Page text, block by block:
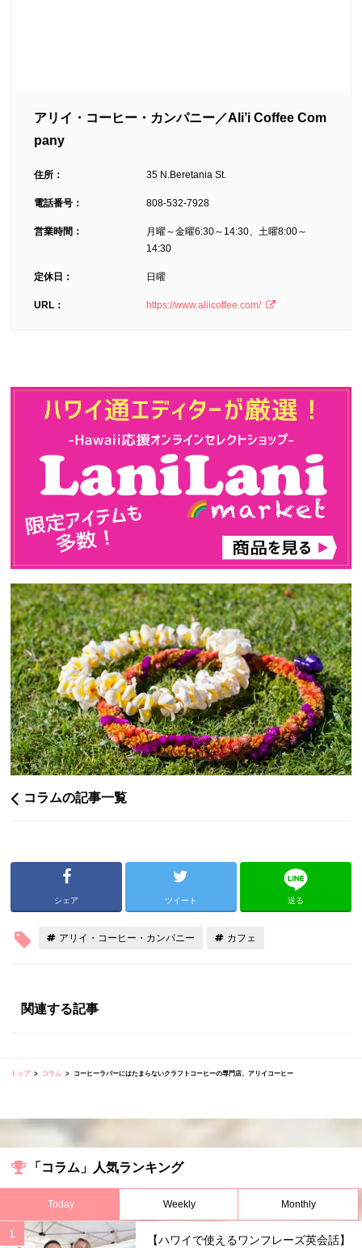
アリイ・コーヒー・カンパニー／Ali’i Coffee Com
pany
住所： 35 N.Beretania St.
電話番号： 808-532-7928
営業時間：
月曜～金曜6:30～14:30、土曜8:00～
14:30
定休日： 日曜
URL： https://www.aliicoffee.com/
コラムの記事一覧
シェア ツイート 送る
アリイ・コーヒー・カンパニー カフェ
関連する記事
トップ コラム コーヒーラバーにはたまらないクラフトコーヒーの専門店、アリイコーヒー
「コラム」人気ランキング
Today Weekly Monthly
【ハワイで使えるワンフレーズ英会話】